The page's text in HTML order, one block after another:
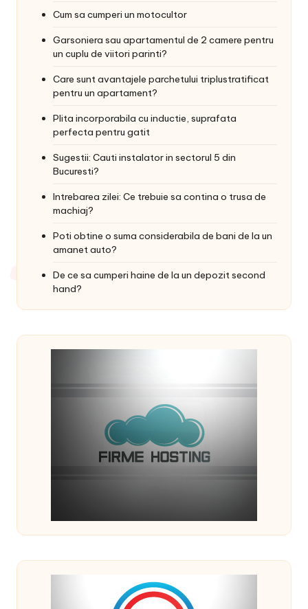
Cum sa cumperi un motocultor
Garsoniera sau apartamentul de 2 camere pentru
un cuplu de viitori parinti?
Care sunt avantajele parchetului triplustratificat
pentru un apartament?
Plita incorporabila cu inductie, suprafata
perfecta pentru gatit
Sugestii: Cauti instalator in sectorul 5 din
Bucuresti?
Intrebarea zilei: Ce trebuie sa contina o trusa de
machiaj?
Poti obtine o suma considerabila de bani de la un
amanet auto?
De ce sa cumperi haine de la un depozit second
hand?